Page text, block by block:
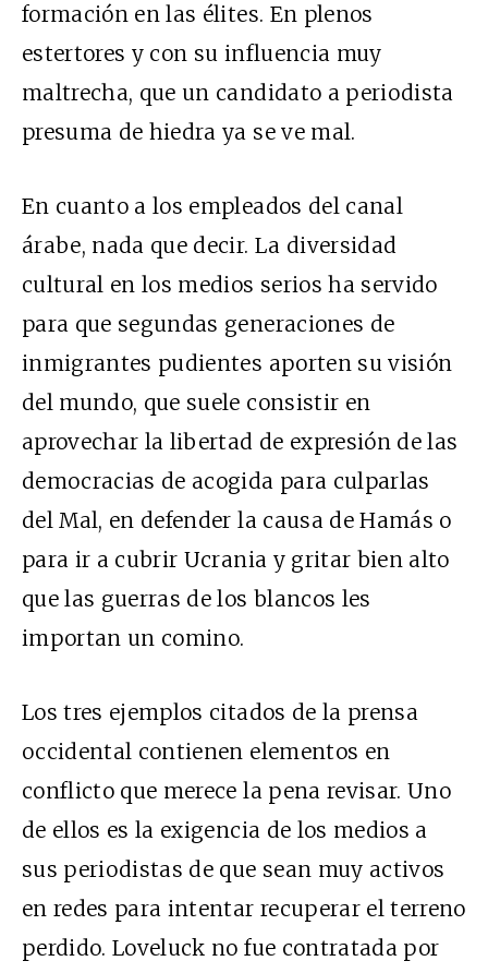
formación en las élites. En plenos
estertores y con su influencia muy
maltrecha, que un candidato a periodista
presuma de hiedra ya se ve mal.
En cuanto a los empleados del canal
árabe, nada que decir. La diversidad
cultural en los medios serios ha servido
para que segundas generaciones de
inmigrantes pudientes aporten su visión
del mundo, que suele consistir en
aprovechar la libertad de expresión de las
democracias de acogida para culparlas
del Mal, en defender la causa de Hamás o
para ir a cubrir Ucrania y gritar bien alto
que las guerras de los blancos les
importan un comino.
Los tres ejemplos citados de la prensa
occidental contienen elementos en
conflicto que merece la pena revisar. Uno
de ellos es la exigencia de los medios a
sus periodistas de que sean muy activos
en redes para intentar recuperar el terreno
perdido. Loveluck no fue contratada por